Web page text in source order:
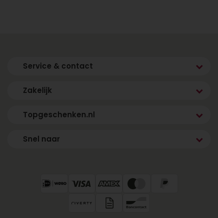
Ruim assortiment heliumballonnen en
Eenvoudig online bestellen
Voeg een persoonlijk kaartje toe voor een
Bestel vandaag nog jouw
Service & contact
Zakelijk
Topgeschenken.nl
Snel naar